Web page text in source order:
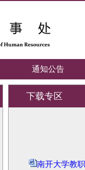
通知公告
下载专区
南开大学教